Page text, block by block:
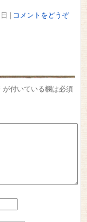
コメントをどうぞ
が付いている欄は必須